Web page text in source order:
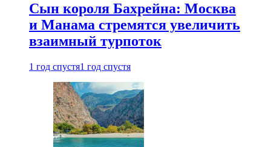
Сын короля Бахрейна: Москва
и Манама стремятся увеличить
взаимный турпоток
1 год спустя1 год спустя